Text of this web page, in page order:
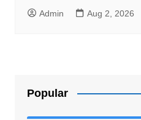
Admin Aug 2, 2026
Popular